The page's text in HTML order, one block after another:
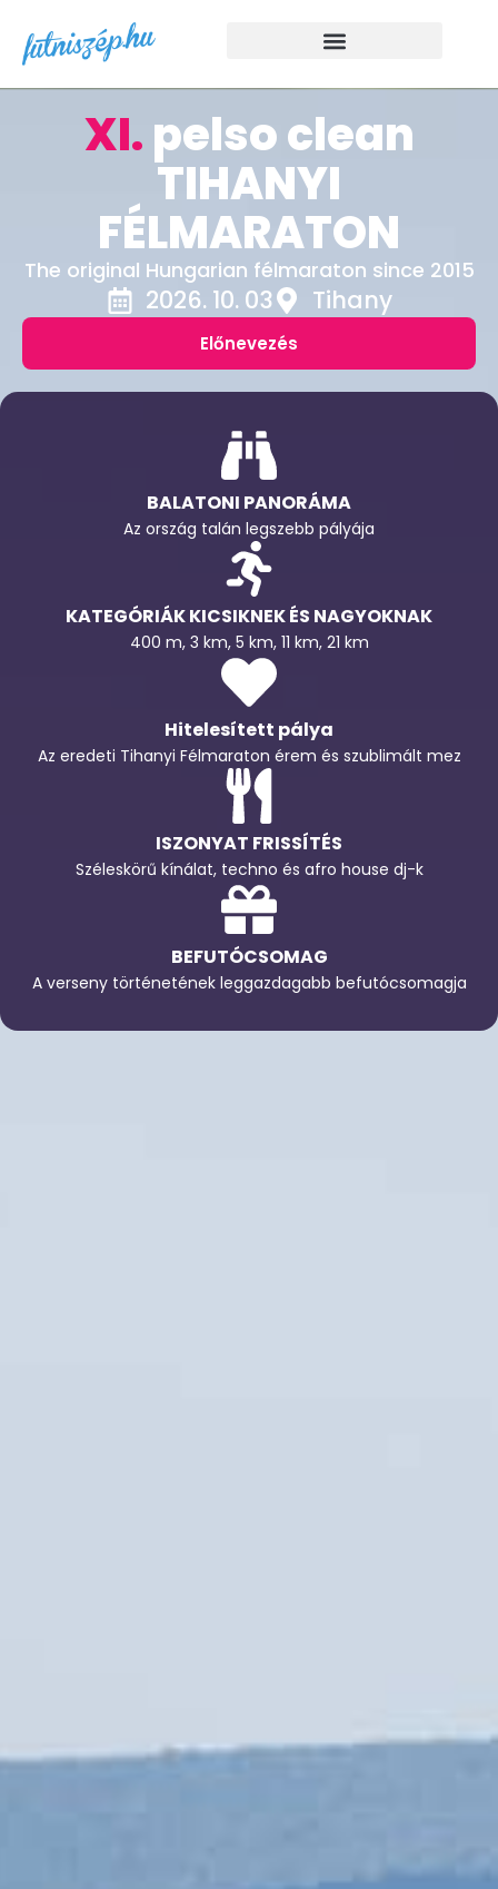
XI.pelso clean
TIHANYI
FÉLMARATON
The original Hungarian félmaraton since 2015
2026. 10. 03 Tihany
Előnevezés
BALATONI PANORÁMA
Az ország talán legszebb pályája
KATEGÓRIÁK KICSIKNEK ÉS NAGYOKNAK
400 m, 3 km, 5 km, 11 km, 21 km
Hitelesített pálya
Az eredeti Tihanyi Félmaraton érem és szublimált mez
ISZONYAT FRISSÍTÉS
Széleskörű kínálat, techno és afro house dj-k
BEFUTÓCSOMAG
A verseny történetének leggazdagabb befutócsomagja